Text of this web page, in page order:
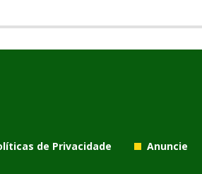
de Privacidade Anuncie